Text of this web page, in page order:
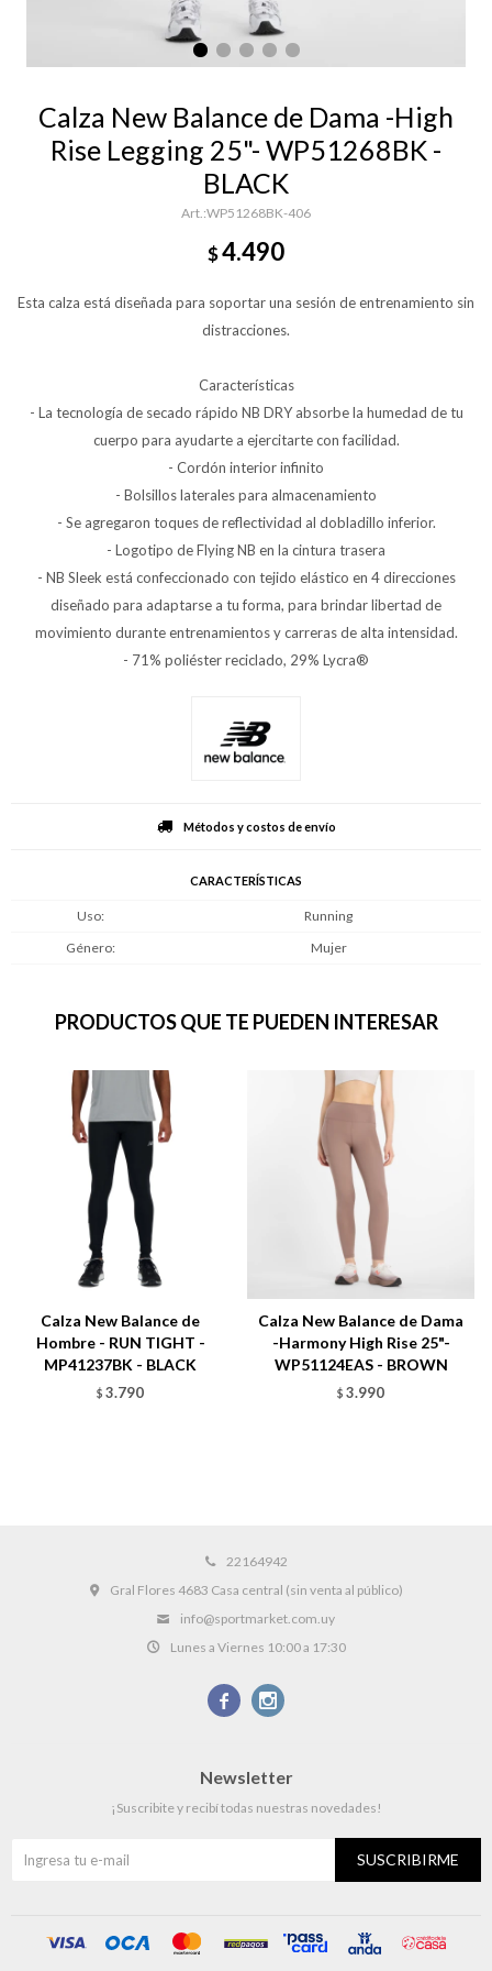
Calza New Balance de Dama -High
Rise Legging 25"- WP51268BK -
BLACK
WP51268BK-406
$4.490
Esta calza está diseñada para soportar una sesión de entrenamiento sin
distracciones.
Características
- La tecnología de secado rápido NB DRY absorbe la humedad de tu
cuerpo para ayudarte a ejercitarte con facilidad.
- Cordón interior infinito
- Bolsillos laterales para almacenamiento
- Se agregaron toques de reflectividad al dobladillo inferior.
- Logotipo de Flying NB en la cintura trasera
- NB Sleek está confeccionado con tejido elástico en 4 direcciones
diseñado para adaptarse a tu forma, para brindar libertad de
movimiento durante entrenamientos y carreras de alta intensidad.
- 71% poliéster reciclado, 29% Lycra®
Métodos y costos de envío
CARACTERÍSTICAS
Uso
Running
Género
Mujer
PRODUCTOS QUE TE PUEDEN INTERESAR
Calza New Balance de
Hombre - RUN TIGHT -
MP41237BK - BLACK
$ 3.790
Calza New Balance de Dama
-Harmony High Rise 25"-
WP51124EAS - BROWN
$ 3.990
22164942
Gral Flores 4683 Casa central (sin venta al público)
info@sportmarket.com.uy
Lunes a Viernes 10:00 a 17:30
 
Newsletter
¡Suscribite y recibí todas nuestras novedades!
SUSCRIBIRME